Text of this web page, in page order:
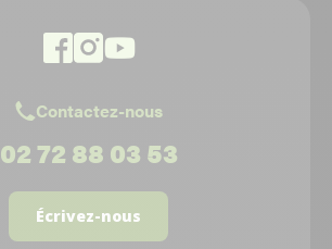
Contactez-nous
02 72 88 03 53
Écrivez-nous